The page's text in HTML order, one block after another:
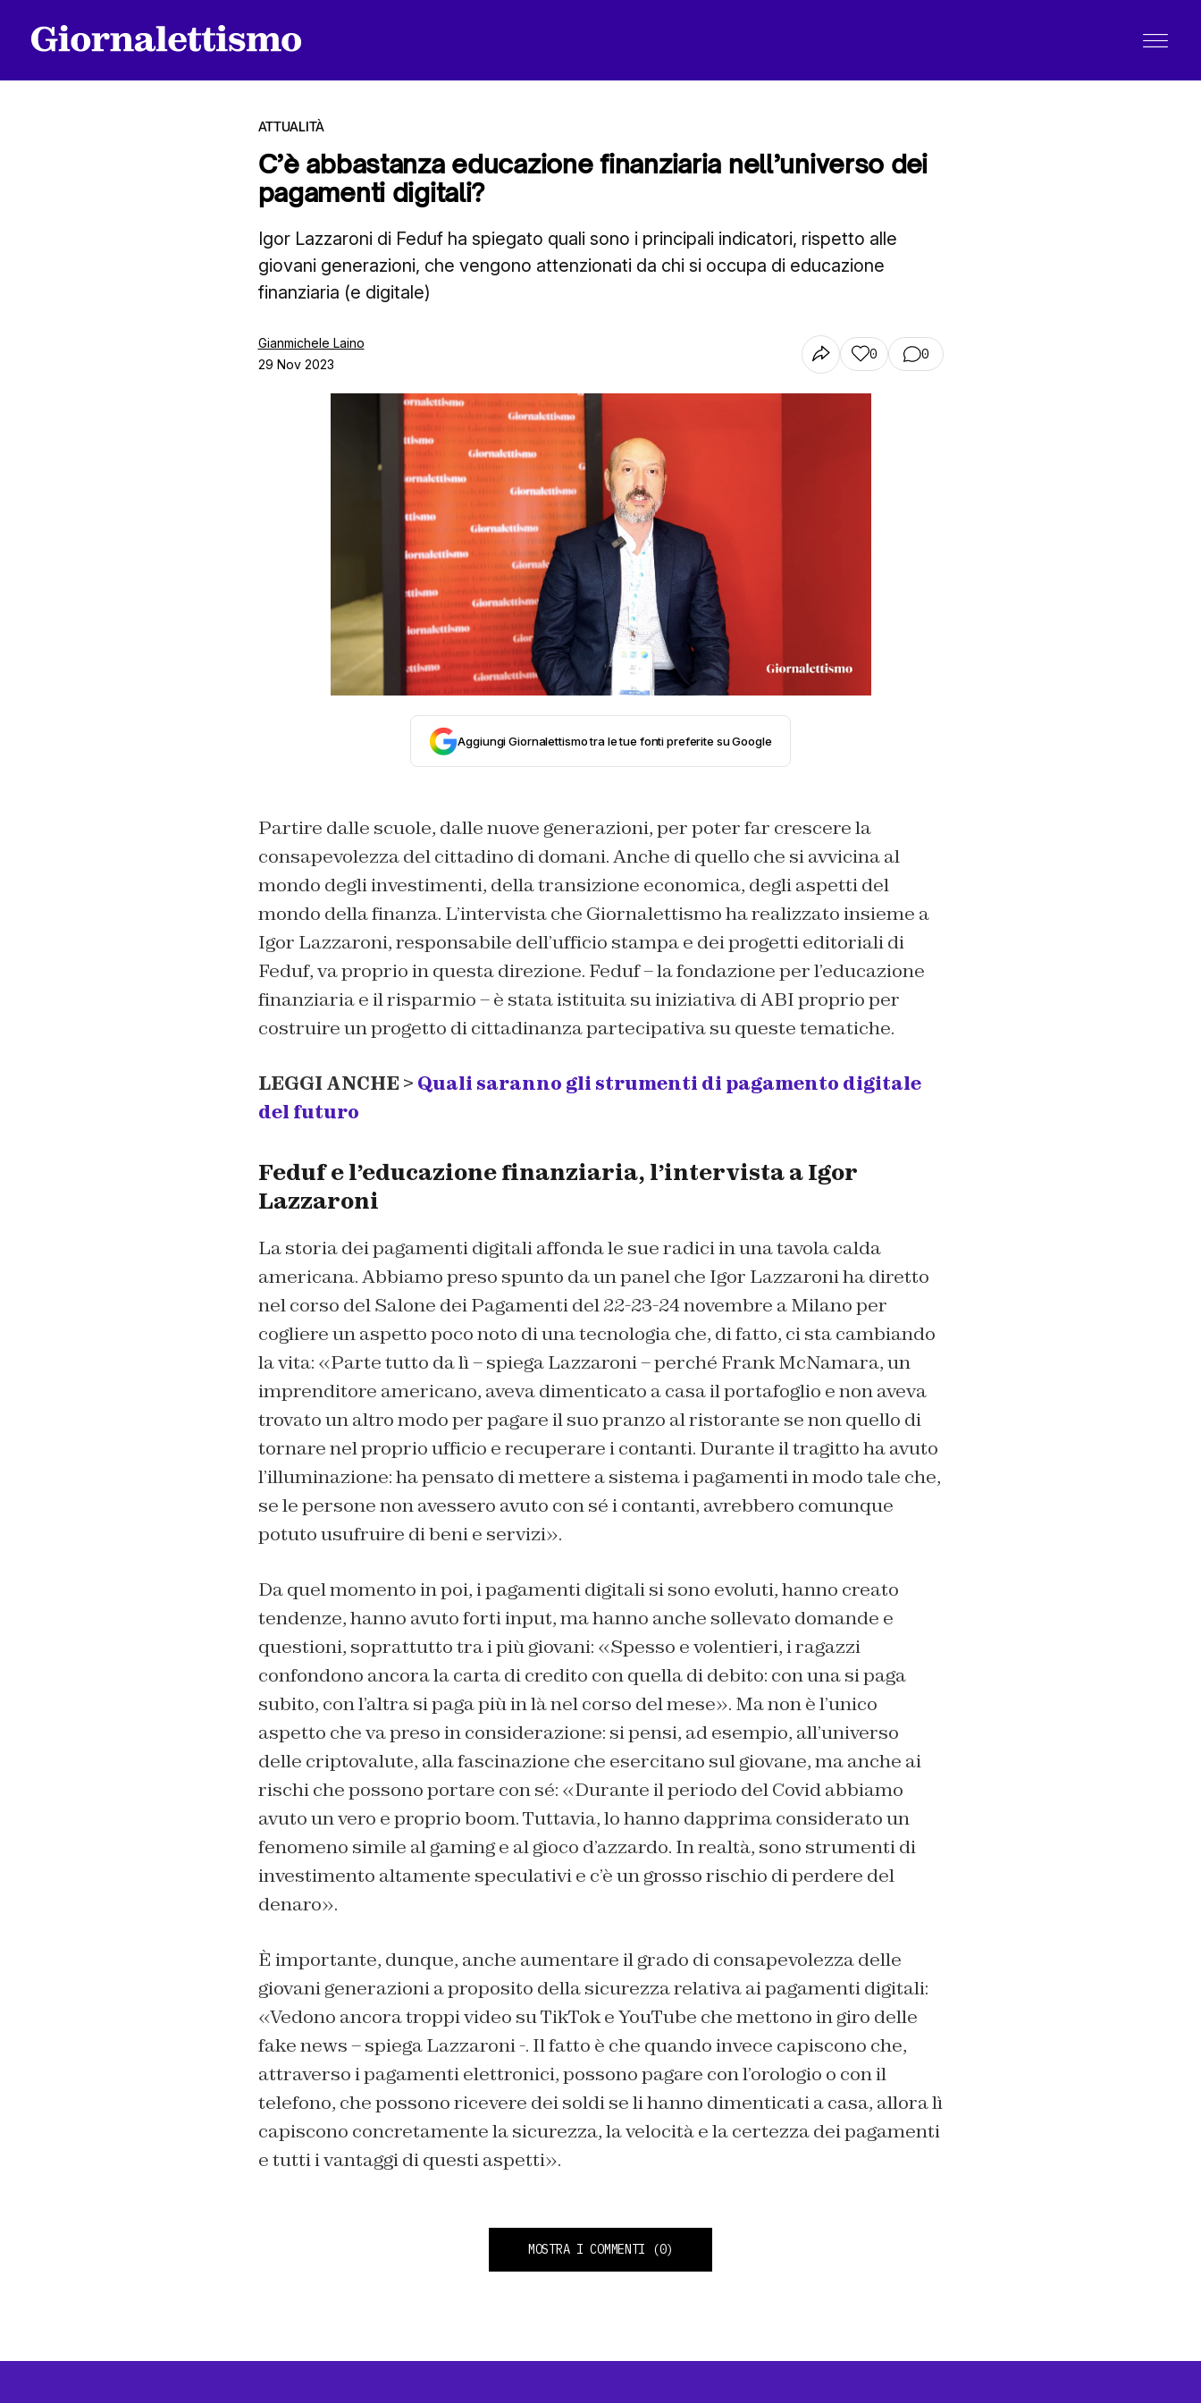
ATTUALITÀ
C’è abbastanza educazione finanziaria nell’universo dei
pagamenti digitali?
Igor Lazzaroni di Feduf ha spiegato quali sono i principali indicatori, rispetto alle
giovani generazioni, che vengono attenzionati da chi si occupa di educazione
finanziaria (e digitale)
Gianmichele Laino
29 Nov 2023
0 0
Aggiungi Giornalettismo tra le tue fonti preferite su Google
Partire dalle scuole, dalle nuove generazioni, per poter far crescere la
consapevolezza del cittadino di domani. Anche di quello che si avvicina al
mondo degli investimenti, della transizione economica, degli aspetti del
mondo della finanza. L’intervista che Giornalettismo ha realizzato insieme a
Igor Lazzaroni, responsabile dell’ufficio stampa e dei progetti editoriali di
Feduf, va proprio in questa direzione. Feduf – la fondazione per l’educazione
finanziaria e il risparmio – è stata istituita su iniziativa di ABI proprio per
costruire un progetto di cittadinanza partecipativa su queste tematiche.
LEGGI ANCHE > Quali saranno gli strumenti di pagamento digitale
del futuro
Feduf e l’educazione finanziaria, l’intervista a Igor
Lazzaroni
La storia dei pagamenti digitali affonda le sue radici in una tavola calda
americana. Abbiamo preso spunto da un panel che Igor Lazzaroni ha diretto
nel corso del Salone dei Pagamenti del 22-23-24 novembre a Milano per
cogliere un aspetto poco noto di una tecnologia che, di fatto, ci sta cambiando
la vita: «Parte tutto da lì – spiega Lazzaroni – perché Frank McNamara, un
imprenditore americano, aveva dimenticato a casa il portafoglio e non aveva
trovato un altro modo per pagare il suo pranzo al ristorante se non quello di
tornare nel proprio ufficio e recuperare i contanti. Durante il tragitto ha avuto
l’illuminazione: ha pensato di mettere a sistema i pagamenti in modo tale che,
se le persone non avessero avuto con sé i contanti, avrebbero comunque
potuto usufruire di beni e servizi».
Da quel momento in poi, i pagamenti digitali si sono evoluti, hanno creato
tendenze, hanno avuto forti input, ma hanno anche sollevato domande e
questioni, soprattutto tra i più giovani: «Spesso e volentieri, i ragazzi
confondono ancora la carta di credito con quella di debito: con una si paga
subito, con l’altra si paga più in là nel corso del mese». Ma non è l’unico
aspetto che va preso in considerazione: si pensi, ad esempio, all’universo
delle criptovalute, alla fascinazione che esercitano sul giovane, ma anche ai
rischi che possono portare con sé: «Durante il periodo del Covid abbiamo
avuto un vero e proprio boom. Tuttavia, lo hanno dapprima considerato un
fenomeno simile al gaming e al gioco d’azzardo. In realtà, sono strumenti di
investimento altamente speculativi e c’è un grosso rischio di perdere del
denaro».
È importante, dunque, anche aumentare il grado di consapevolezza delle
giovani generazioni a proposito della sicurezza relativa ai pagamenti digitali:
«Vedono ancora troppi video su TikTok e YouTube che mettono in giro delle
fake news – spiega Lazzaroni -. Il fatto è che quando invece capiscono che,
attraverso i pagamenti elettronici, possono pagare con l’orologio o con il
telefono, che possono ricevere dei soldi se li hanno dimenticati a casa, allora lì
capiscono concretamente la sicurezza, la velocità e la certezza dei pagamenti
e tutti i vantaggi di questi aspetti».
MOSTRA I COMMENTI (0)